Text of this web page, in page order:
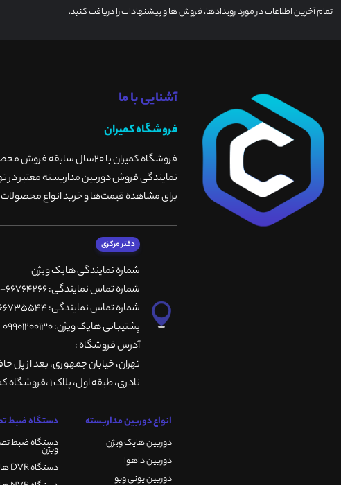
تمام آخرین اطلاعات در مورد رویدادها، فروش ها و پیشنهادات را دریافت کنید.
آشنایی با ما
فروشگاه کمیران
فروشگاه کمیران با ۲۰سال
نمایندگی فروش دوربین مداربسته معتبر در
برای مشاهده قیمت‌ها و خرید انواع
دفتر مرکزی
شماره نمایندگی هایک ویژن
شماره تماس نمایندگی: 66764266-66764236-66764257
شماره تماس نمایندگی: 66735544-66739116-66739127
پشتیبانی هایک ویژن: 09901200130
آدرس فروشگاه :
تهران، خيابان جمهوری، بعد از پل
نادری، طبقه اول، پلاک 1 ،فروشگاه کمیران
انواع دوربین مداربسته
دوربین هایک ویژن
دوربین داهوا
دوربین یونی ویو
دستگاه ضبط
دستگاه ضبط
ویژن
دستگاه DVR هایک ویژن